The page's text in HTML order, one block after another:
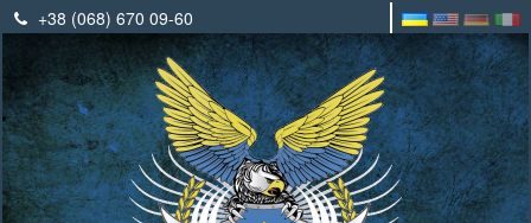
+38 (068) 670 09-60